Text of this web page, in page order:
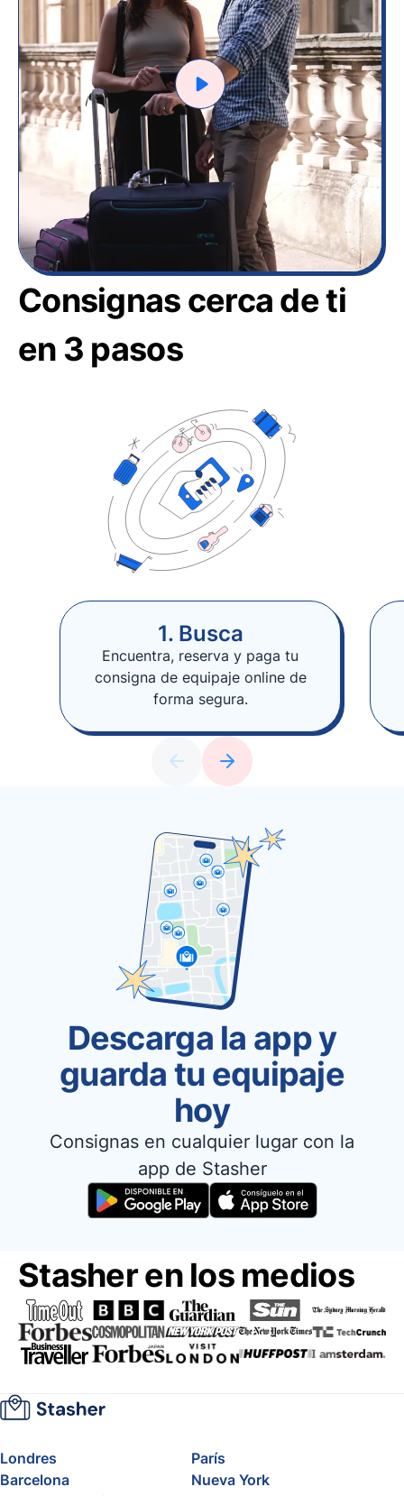
Consignas cerca de ti
en 3 pasos
1. Busca
Encuentra, reserva y paga tu
consigna de equipaje online de
forma segura.
Descarga la app y
guarda tu equipaje
hoy
Consignas en cualquier lugar con la
app de Stasher
Stasher en los medios
Londres
París
Barcelona
Nueva York